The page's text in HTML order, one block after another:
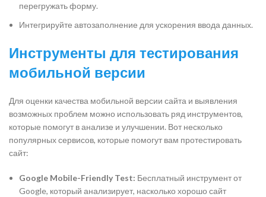
перегружать форму.
Интегрируйте автозаполнение для ускорения ввода данных.
Инструменты для тестирования
мобильной версии
Для оценки качества мобильной версии сайта и выявления
возможных проблем можно использовать ряд инструментов,
которые помогут в анализе и улучшении. Вот несколько
популярных сервисов, которые помогут вам протестировать
сайт:
Google Mobile-Friendly Test: Бесплатный инструмент от
Google, который анализирует, насколько хорошо сайт